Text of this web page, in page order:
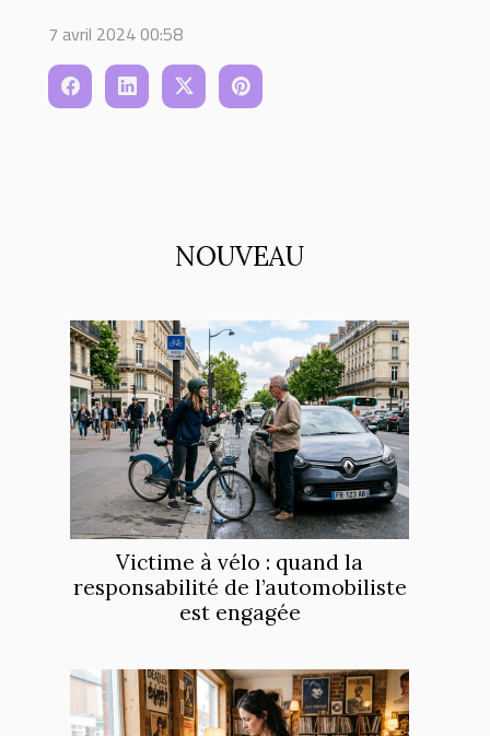
NOUVEAU
Victime à vélo : quand la
responsabilité de l’automobiliste
est engagée
7 avril 2024 00:58